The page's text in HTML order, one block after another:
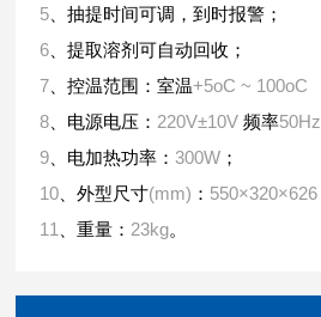
5 、抽提时间可调，到时报警；
6 、提取溶剂可自动回收；
7 、控温范围：室温+5oC ~ 100oC
8 、电源电压： 220V±10V频率50Hz
9 、电加热功率：300W ；
10 、外型尺寸(mm) ： 550×320×626
11 、重量： 23kg。